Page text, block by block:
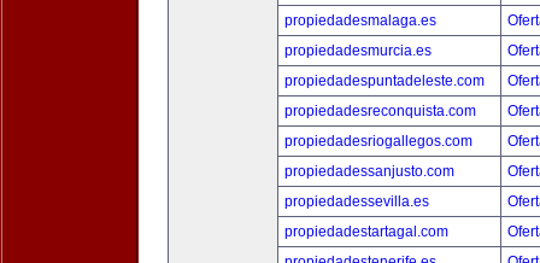
propiedadesmalaga.es
propiedadesmurcia.es
propiedadespuntadeleste.com
propiedadesreconquista.com
propiedadesriogallegos.com
propiedadessanjusto.com
propiedadessevilla.es
propiedadestartagal.com